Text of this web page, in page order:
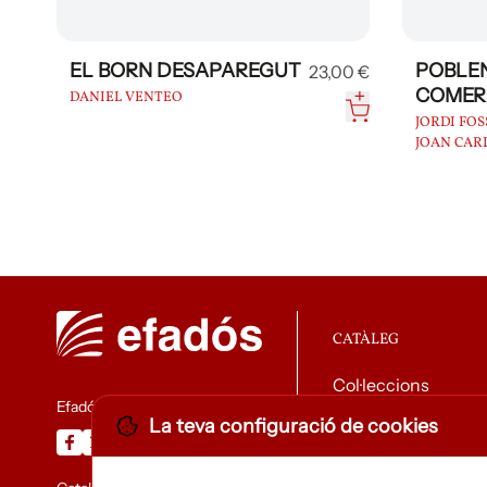
EL BORN DESAPAREGUT
DANIEL VENTEO
23,00 €
JORDI
JOAN
Efadós
CATÀLEG
Col·leccions
Descarregar
La teva configuració de cookies